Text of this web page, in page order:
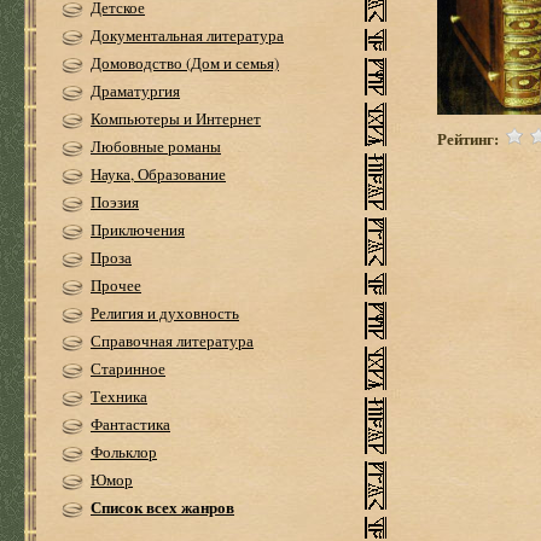
Детское
Документальная литература
Домоводство (Дом и семья)
Драматургия
Компьютеры и Интернет
Любовные романы
Наука, Образование
Поэзия
Приключения
Проза
Прочее
Религия и духовность
Справочная литература
Старинное
Техника
Фантастика
Фольклор
Юмор
Список всех жанров
Рейтинг: